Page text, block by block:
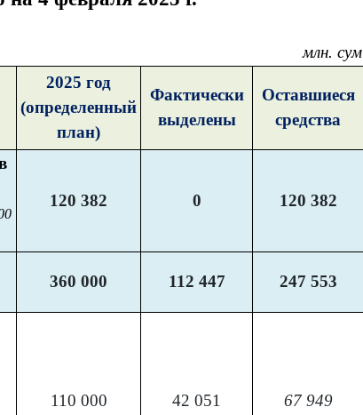
млн. сум
2025 год
(определенный
план)
Фактически
выделены
Оставшиеся
средства
120 382 0 120 382
360 000 112 447 247 553
110 000 42 051 67 949